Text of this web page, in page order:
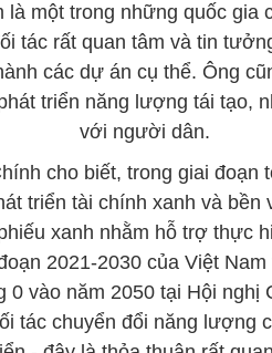
là một trong những quốc gia
tác rất quan tâm và tin
các dự án cụ thể. Ông
triển năng lượng tái tạo,
với người dân.
cho biết, trong giai đoạn
triển tài chính xanh và bền
xanh nhằm hỗ trợ thực
2021-2030 của Việt
0 vào năm 2050 tại Hội nghị
tác chuyển đổi năng lượng